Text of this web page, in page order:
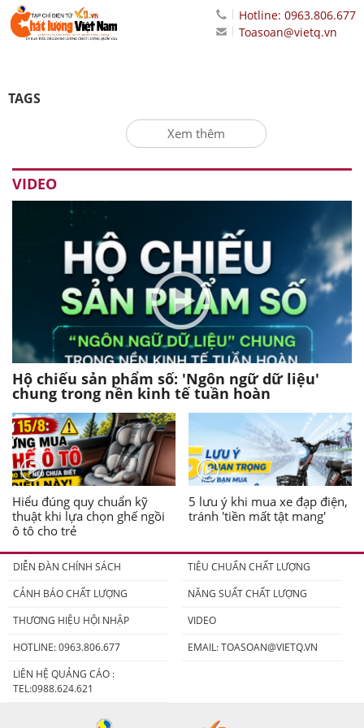
Hotline: 0963.806.677
Toasoan@vietq.vn
TAGS
Xem thêm
VIDEO
Hộ chiếu sản phẩm số: 'Ngôn ngữ dữ liệu'
chung trong nền kinh tế tuần hoàn
Hiểu đúng quy chuẩn kỹ
thuật khi lựa chọn ghế ngồi
ô tô cho trẻ
5 lưu ý khi mua xe đạp điện,
tránh 'tiền mất tật mang'
DIỄN ĐÀN CHÍNH SÁCH
TIÊU CHUẨN CHẤT LƯỢNG
CẢNH BÁO CHẤT LƯỢNG
NĂNG SUẤT CHẤT LƯỢNG
THƯƠNG HIỆU HỘI NHẬP
VIDEO
HOTLINE: 0963.806.677
EMAIL:TOASOAN@VIETQ.VN
LIÊN HỆ QUẢNG CÁO :
TEL:0988.624.621